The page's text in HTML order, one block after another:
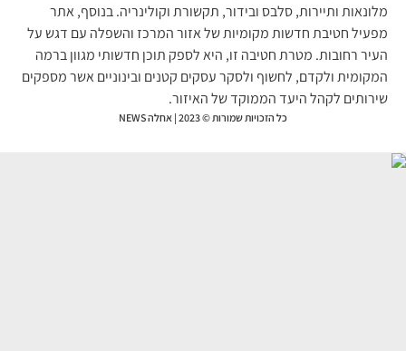
ותיירות, סלבס ובידור, תקשורת וקולינריה. בנוסף, אתר
חטיבת חדשות מקומיות של אזור המרכז והשפלה עם דגש על
רחובות. מטרת חטיבה זו, היא לספק תוכן חדשותי מגוון ברמה
ולקדם, לחשוף ולסקר עסקים קטנים ובינוניים אשר מספקים
לקהל היעד הממוקד של האיזור.
כל הזכויות שמורות © 2023 | אחלה NEWS